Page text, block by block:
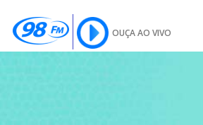
OUÇA AO VIVO